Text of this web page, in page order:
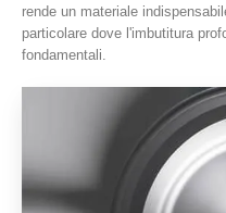
rende un materiale
particolare dove l'imbutitura
fondamentali.